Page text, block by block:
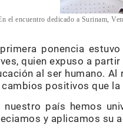
el encuentro dedicado a Surinam,
ponencia
quien expuso a
al ser humano.
positivos que
nuestro país hemos
y aplicamos su